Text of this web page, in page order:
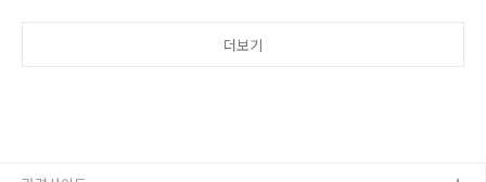
들과 달리 의사코드를 사용하여 예제를 구성하고 있다. 저자가 자기 생각을 전개하는
더보기